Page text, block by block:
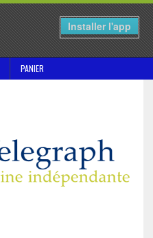
Installer l'app
PANIER